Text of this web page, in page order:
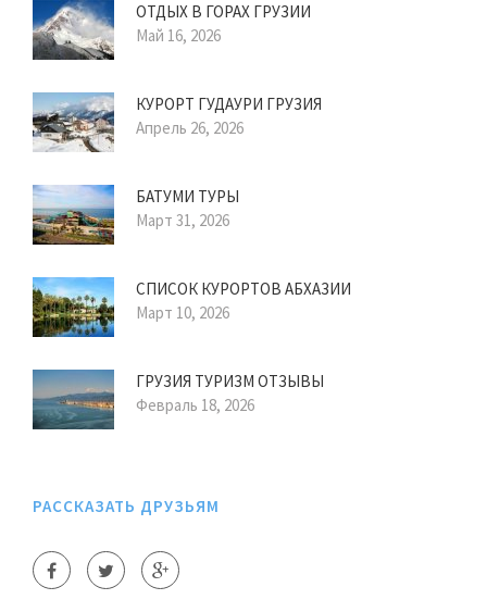
ОТДЫХ В ГОРАХ ГРУЗИИ
Май 16, 2026
КУРОРТ ГУДАУРИ ГРУЗИЯ
Апрель 26, 2026
БАТУМИ ТУРЫ
Март 31, 2026
СПИСОК КУРОРТОВ АБХАЗИИ
Март 10, 2026
ГРУЗИЯ ТУРИЗМ ОТЗЫВЫ
Февраль 18, 2026
РАССКАЗАТЬ ДРУЗЬЯМ